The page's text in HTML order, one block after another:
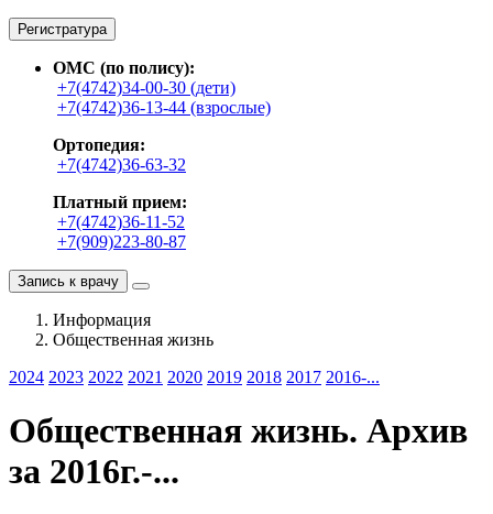
Регистратура
ОМС (по полису):
+7(4742)34-00-30 (дети)
+7(4742)36-13-44 (взрослые)
Ортопедия:
+7(4742)36-63-32
Платный прием:
+7(4742)36-11-52
+7(909)223-80-87
Запись к врачу
Информация
Общественная жизнь
2024 2023 2022 2021 2020 2019 2018 2017 2016-...
Общественная жизнь. Архив
за 2016г.-...